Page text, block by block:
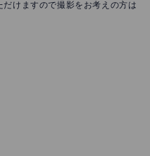
だけますので撮影をお考えの方は